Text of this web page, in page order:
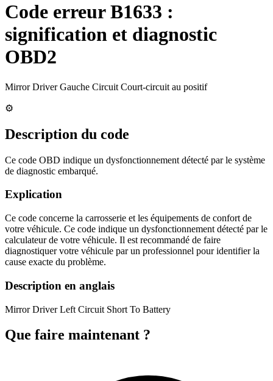
Code erreurB1633 :
signification et diagnostic
OBD2
Mirror Driver Gauche Circuit Court-circuit au positif
⚙️
Description du code
Ce code OBD indique un dysfonctionnement détecté par le système
de diagnostic embarqué.
Explication
Ce code concerne la carrosserie et les équipements de confort de
votre véhicule. Ce code indique un dysfonctionnement détecté par le
calculateur de votre véhicule. Il est recommandé de faire
diagnostiquer votre véhicule par un professionnel pour identifier la
cause exacte du problème.
Description en anglais
Mirror Driver Left Circuit Short To Battery
Que faire maintenant ?